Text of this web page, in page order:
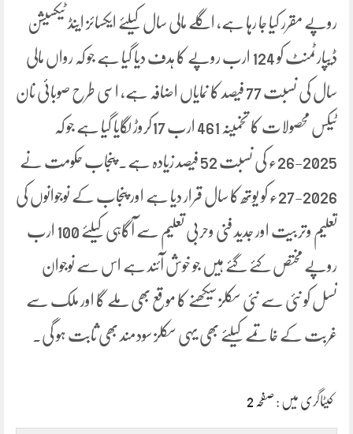
روپے مقرر کیا جا رہا ہے، اگلے مالی سال کیلئے ایکسائز اینڈ ٹیکسیشن
ڈیپارٹمنٹ کو 124 ارب روپے کا ہدف دیا گیا ہے جو کہ رواں مالی
سال کی نسبت 77 فیصد کا نمایاں اضافہ ہے، اسی طرح صوبائی نان
ٹیکس محصولات کا تخمینہ 461 ارب 17کروڑ لگایا گیا ہے جو کہ
2025-26ء کی نسبت 52 فیصد زیادہ ہے۔ پنجاب حکومت نے
2026-27ء کو یوتھ کا سال قرار دیا ہے اور پنجاب کے نوجوانوں کی
تعلیم وتربیت اور جدید فنی وحربی تعلیم سے آگاہی کیلئے 100 ارب
روپے مختص کئے گئے ہیں جو خوش آئند ہے اس سے نوجوان
نسل کو نئی سے نئی سکلز سیکھنے کا موقع بھی ملے گا اور ملک سے
غربت کے خاتمے کیلئے بھی یہی سکلز سودمند بھی ثابت ہو گی۔
کیٹاگری میں : صفحہ 2